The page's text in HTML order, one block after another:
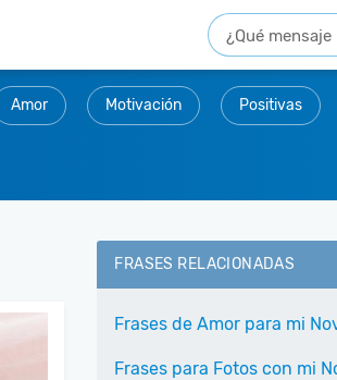
Amor Motivación Positivas
FRASES RELACIONADAS
Frases de Amor para mi
Frases para Fotos con mi